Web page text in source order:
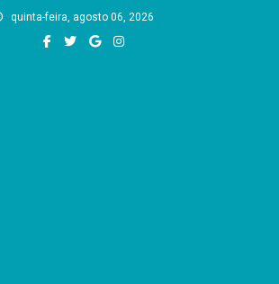
quinta-feira, agosto 06, 2026